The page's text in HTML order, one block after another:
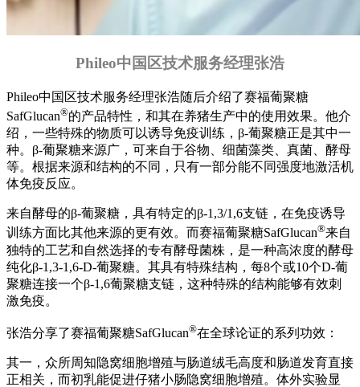
Phileo中国区技术服务经理张浩
Phileo中国区技术服务经理张浩随后介绍了赛福葡聚糖
SafGlucan®的产品特性，和其在养猪生产中的使用效果。他介
绍，一些特殊的物质可以诱导免疫训练，β-葡聚糖正是其中一
种。β-葡聚糖来源广，可来自于谷物、细菌藻类、真菌、酵母
等。根据来源和结构的不同，只有一部分能不同强度地激活机
体免疫反应。
来自酵母的β-葡聚糖，具有特定的β-1,3/1,6支链，在免疫诱导
训练方面比其他来源的更有效。而赛福葡聚糖SafGlucan®来自
独特的工艺和自然选择的专有酵母菌株，是一种高浓度的酵母
纯化β-1,3-1,6-D-葡聚糖。其具有特殊结构，每8个或10个D-葡
聚糖连接一个β-1,6葡聚糖支链，这种特殊的结构能够有效刺
激免疫。
张浩分享了赛福葡聚糖SafGlucan®在全球论证的系列功效：
其一，众所周知隐窝细胞增殖与肠道绒毛高度和肠道发育直接
正相关，而初乳能促进仔猪小肠隐窝细胞增殖。体外实验显